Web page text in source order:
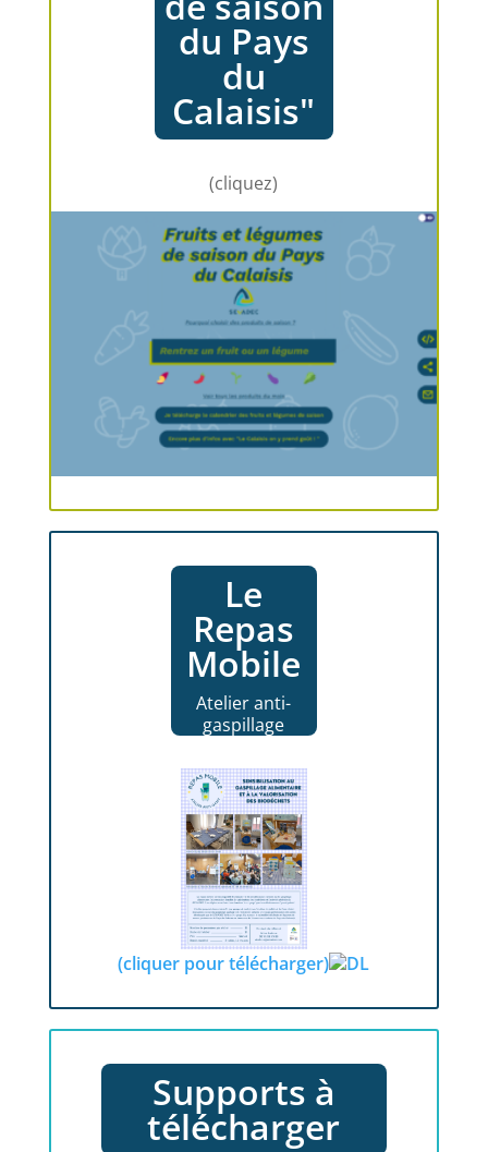
du Pays
du
Calaisis"
(cliquez)
Le
Repas
Mobile
Atelier anti-
gaspillage
(cliquer pour télécharger)
Supports à
télécharger